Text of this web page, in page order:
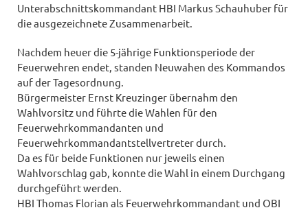
Unterabschnittskommandant HBI Markus Schauhuber für
die ausgezeichnete Zusammenarbeit.
Nachdem heuer die 5-jährige Funktionsperiode der
Feuerwehren endet, standen Neuwahen des Kommandos
auf der Tagesordnung.
Bürgermeister Ernst Kreuzinger übernahm den
Wahlvorsitz und führte die Wahlen für den
Feuerwehrkommandanten und
Feuerwehrkommandantstellvertreter durch.
Da es für beide Funktionen nur jeweils einen
Wahlvorschlag gab, konnte die Wahl in einem Durchgang
durchgeführt werden.
HBI Thomas Florian als Feuerwehrkommandant und OBI